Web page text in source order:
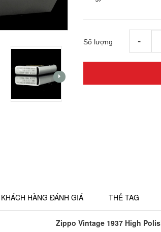
Số lượng -
KHÁCH HÀNG ĐÁNH GIÁ THẺ TAG
Zippo Vintage 1937 High